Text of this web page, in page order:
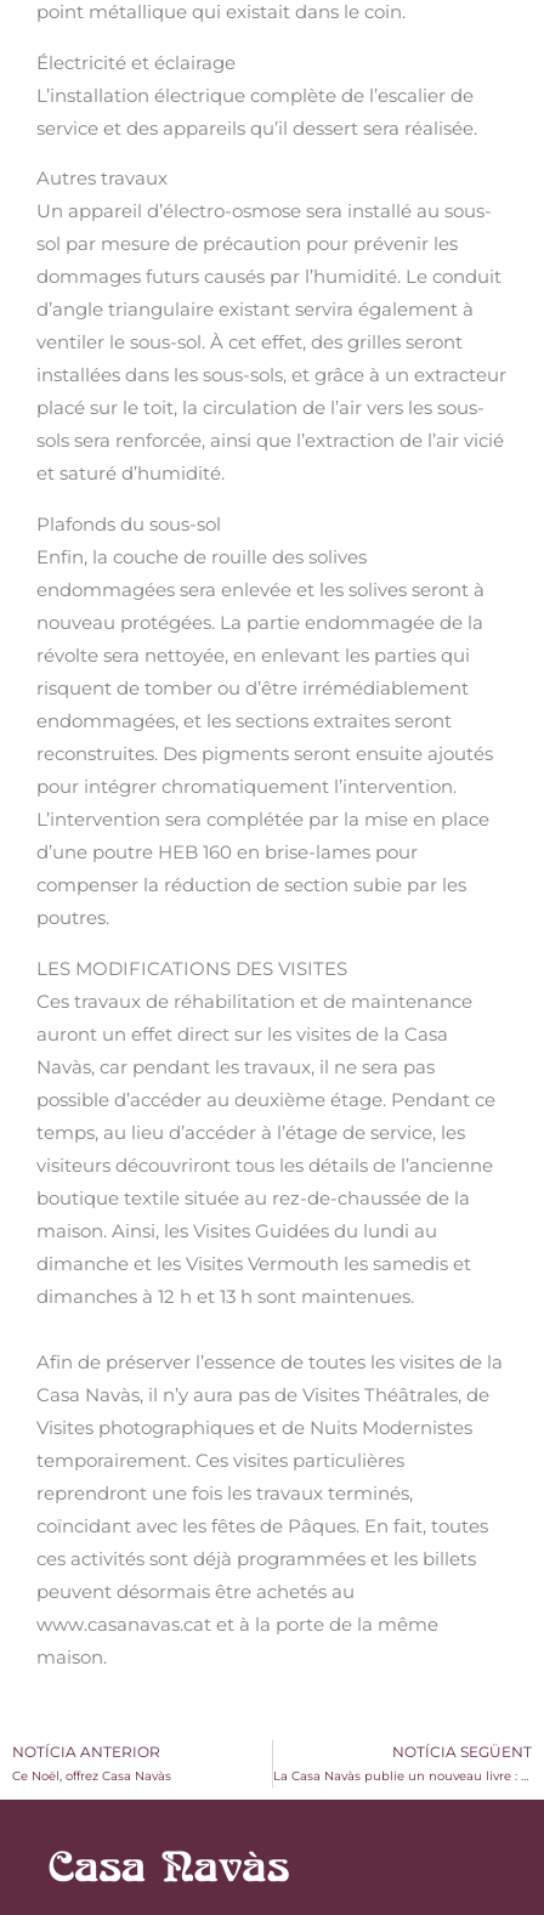
point métallique qui existait dans le coin.
Électricité et éclairage
L’installation électrique complète de l’escalier de
service et des appareils qu’il dessert sera réalisée.
Autres travaux
Un appareil d’électro-osmose sera installé au sous-
sol par mesure de précaution pour prévenir les
dommages futurs causés par l’humidité. Le conduit
d’angle triangulaire existant servira également à
ventiler le sous-sol. À cet effet, des grilles seront
installées dans les sous-sols, et grâce à un extracteur
placé sur le toit, la circulation de l’air vers les sous-
sols sera renforcée, ainsi que l’extraction de l’air vicié
et saturé d’humidité.
Plafonds du sous-sol
Enfin, la couche de rouille des solives
endommagées sera enlevée et les solives seront à
nouveau protégées. La partie endommagée de la
révolte sera nettoyée, en enlevant les parties qui
risquent de tomber ou d’être irrémédiablement
endommagées, et les sections extraites seront
reconstruites. Des pigments seront ensuite ajoutés
pour intégrer chromatiquement l’intervention.
L’intervention sera complétée par la mise en place
d’une poutre HEB 160 en brise-lames pour
compenser la réduction de section subie par les
poutres.
LES MODIFICATIONS DES VISITES
Ces travaux de réhabilitation et de maintenance
auront un effet direct sur les visites de la Casa
Navàs, car pendant les travaux, il ne sera pas
possible d’accéder au deuxième étage. Pendant ce
temps, au lieu d’accéder à l’étage de service, les
visiteurs découvriront tous les détails de l’ancienne
boutique textile située au rez-de-chaussée de la
maison. Ainsi, les Visites Guidées du lundi au
dimanche et les Visites Vermouth les samedis et
dimanches à 12 h et 13 h sont maintenues.
Afin de préserver l’essence de toutes les visites de la
Casa Navàs, il n’y aura pas de Visites Théâtrales, de
Visites photographiques et de Nuits Modernistes
temporairement. Ces visites particulières
reprendront une fois les travaux terminés,
coïncidant avec les fêtes de Pâques. En fait, toutes
ces activités sont déjà programmées et les billets
peuvent désormais être achetés au
www.casanavas.cat et à la porte de la même
maison.
NOTÍCIA ANTERIOR
Ce Noël, offrez Casa Navàs
NOTÍCIA SEGÜENT
La Casa Navàs publie un nouveau livre : « Casa Navàs i el Modernisme del sud de Catalunya »